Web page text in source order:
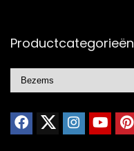
Productcategorieën